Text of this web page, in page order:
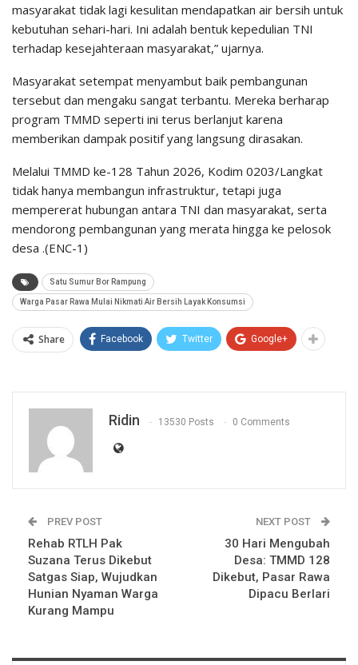
masyarakat tidak lagi kesulitan mendapatkan air bersih untuk
kebutuhan sehari-hari. Ini adalah bentuk kepedulian TNI
terhadap kesejahteraan masyarakat,” ujarnya.
Masyarakat setempat menyambut baik pembangunan
tersebut dan mengaku sangat terbantu. Mereka berharap
program TMMD seperti ini terus berlanjut karena
memberikan dampak positif yang langsung dirasakan.
Melalui TMMD ke-128 Tahun 2026, Kodim 0203/Langkat
tidak hanya membangun infrastruktur, tetapi juga
mempererat hubungan antara TNI dan masyarakat, serta
mendorong pembangunan yang merata hingga ke pelosok
desa .(ENC-1)
Satu Sumur Bor Rampung
Warga Pasar Rawa Mulai Nikmati Air Bersih Layak Konsumsi
Share Facebook Twitter Google+
Ridin 13530 Posts 0 Comments
PREV POST
Rehab RTLH Pak
Suzana Terus Dikebut
Satgas Siap, Wujudkan
Hunian Nyaman Warga
Kurang Mampu
NEXT POST
30 Hari Mengubah
Desa: TMMD 128
Dikebut, Pasar Rawa
Dipacu Berlari